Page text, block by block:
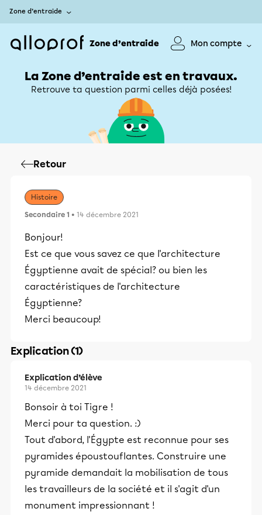
Zone d’entraide
Zone d’entraide Mon compte
La Zone d’entraide est en travaux.
Retrouve ta question parmi celles déjà posées!
Retour
Histoire
Secondaire 1 • 14 décembre 2021
Bonjour!
Est ce que vous savez ce que l'architecture
Égyptienne avait de spécial? ou bien les
caractéristiques de l'architecture
Égyptienne?
Merci beaucoup!
Explication (1)
Explication d’élève
14 décembre 2021
Bonsoir à toi Tigre !
Merci pour ta question. :)
Tout d'abord, l'Égypte est reconnue pour ses
pyramides époustouflantes. Construire une
pyramide demandait la mobilisation de tous
les travailleurs de la société et il s'agit d'un
monument impressionnant !